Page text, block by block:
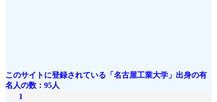
このサイトに登録されている「名古屋工業大学」出身の有
名人の数：95人
1